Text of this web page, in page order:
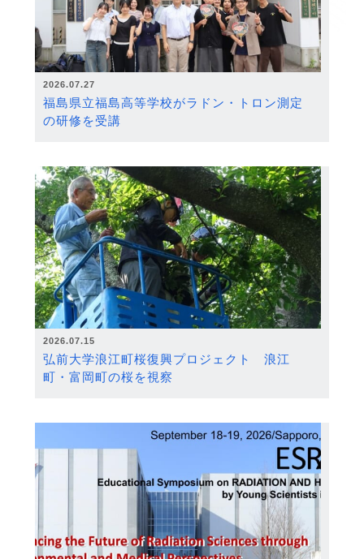
2026.07.27
福島県立福島高等学校がラドン・トロン測定
の研修を受講
2026.07.15
弘前大学浪江町桜復興プロジェクト 浪江
町・富岡町の桜を視察